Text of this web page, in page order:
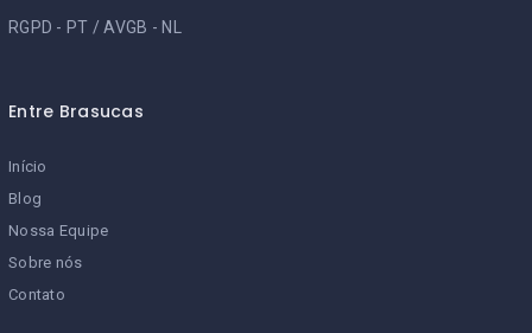
RGPD - PT /AVGB - NL
Entre Brasucas
Início
Blog
Nossa Equipe
Sobre nós
Contato